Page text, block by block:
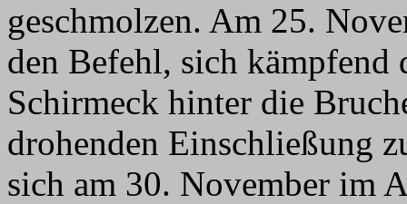
geschmolzen. Am 25.
den Befehl, sich kämpfend
Schirmeck hinter die
drohenden Einschließung
sich am 30. November im